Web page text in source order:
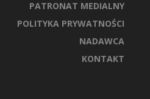
PATRONAT MEDIALNY
POLITYKA PRYWATNOŚCI
NADAWCA
KONTAKT